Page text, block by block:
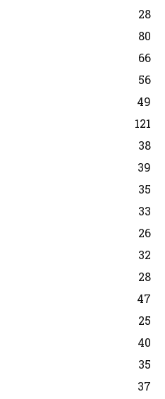
28
80
66
56
49
121
38
39
35
33
26
32
28
47
25
40
35
37